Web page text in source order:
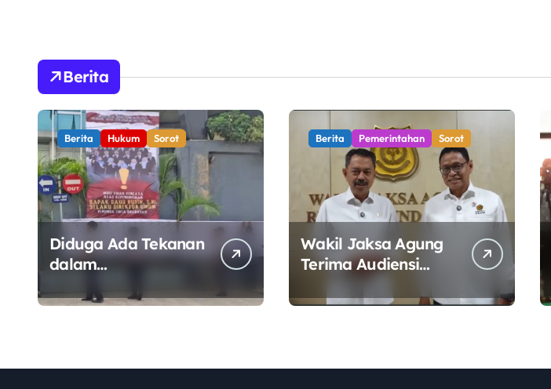
Berita
Berita Hukum Sorot
Diduga Ada Tekanan
dalam
Mosi Tidak Percaya,
Tirta Bhagasasi
Berita Pemerintahan Sorot
Wakil Jaksa Agung
Terima Audiensi
Wamen ESDM,
Perkuat Sinergi